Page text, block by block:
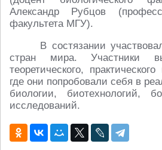
Александр Рубцов
факультета МГУ).
В состязании
стран мира. Участники
теоретического,
где они попробовали себя в
биологии, биотехнологий,
исследований.